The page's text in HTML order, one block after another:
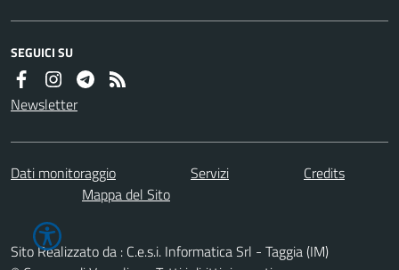
SEGUICI SU
Newsletter
Dati monitoraggio Servizi
Credits
Mappa del Sito
Sito Realizzato da : C.e.s.i. Informatica Srl - Taggia (IM)